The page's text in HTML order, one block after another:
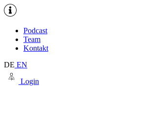
Podcast
Team
Kontakt
DE EN
Login